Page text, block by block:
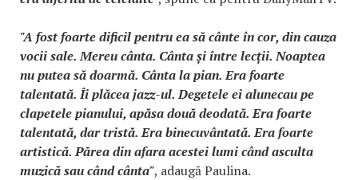
"A fost foarte dificil pentru ea să cânte în cor, din cauza
vocii sale. Mereu cânta. Cânta și între lecții. Noaptea
nu putea să doarmă. Cânta la pian. Era foarte
talentată. Îi plăcea jazz-ul. Degetele ei alunecau pe
clapetele pianului, apăsa două deodată. Era foarte
talentată, dar tristă. Era binecuvântată. Era foarte
artistică. Părea din afara acestei lumi când asculta
muzică sau când cânta", adaugă Paulina.